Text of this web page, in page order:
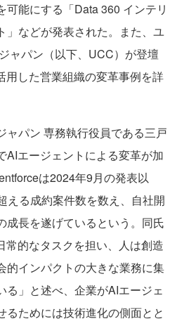
可能にする「Data 360 インテリ
」などが発表された。また、ユ
ャパン（以下、UCC）が登壇
用した営業組織の変革事例を詳
パン 専務執行役員である三戸
AIエージェントによる変革が加
は2024年9月の発表以
える成約案件数を数え、自社開
成長を遂げているという。同氏
常的なタスクを担い、人は創造
的インパクトの大きな業務に集
る」と述べ、企業がAIエージェ
るためには技術進化の側面とと